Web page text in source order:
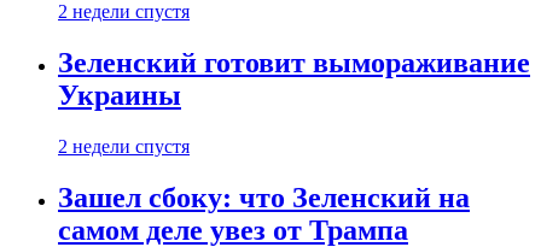
2 недели спустя
Зеленский готовит вымораживание
Украины
2 недели спустя
Зашел сбоку: что Зеленский на
самом деле увез от Трампа